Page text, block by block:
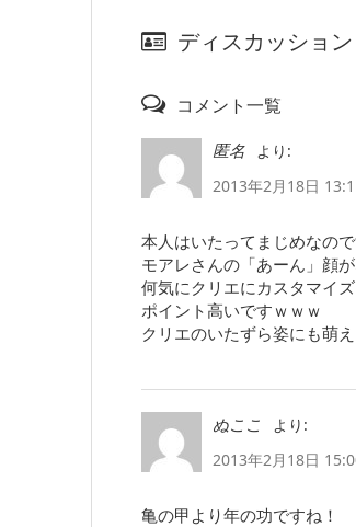
ディスカッション
コメント一覧
匿名
より:
2013年2月18日
本人はいたってまじめなので
モアレさんの「あーん」顔
何気にクリエにカスタマイ
ポイント高いですｗｗｗ
クリエのいたずら姿にも萌
ぬここ
より:
2013年2月18日
亀の甲より年の功ですね！